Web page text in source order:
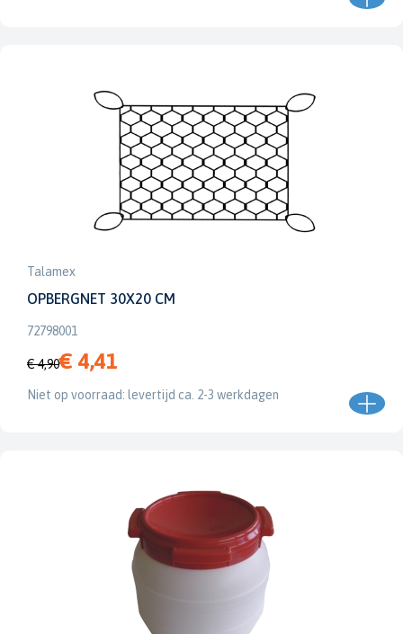
Talamex
OPBERGNET 30X20 CM
72798001
€ 4,90€ 4,41
Niet op voorraad: levertijd ca. 2-3 werkdagen